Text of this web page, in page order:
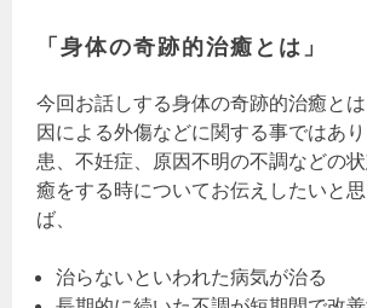
「身体の奇跡的治癒とは」
今回お話しする身体の奇跡的治癒と
因による外傷などに関する事ではあ
患、不妊症、原因不明の不調などの
癒をする時についてお伝えしたいと
ば、
治らないといわれた病気が治る